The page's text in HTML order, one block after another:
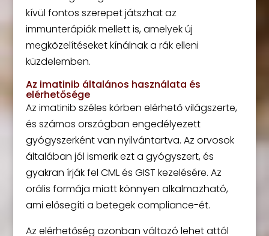
kívül fontos szerepet játszhat az
immunterápiák mellett is, amelyek új
megközelítéseket kínálnak a rák elleni
küzdelemben.
Az imatinib általános használata és
elérhetősége
Az imatinib széles körben elérhető világszerte,
és számos országban engedélyezett
gyógyszerként van nyilvántartva. Az orvosok
általában jól ismerik ezt a gyógyszert, és
gyakran írják fel CML és GIST kezelésére. Az
orális formája miatt könnyen alkalmazható,
ami elősegíti a betegek compliance-ét.
Az elérhetőség azonban változó lehet attól